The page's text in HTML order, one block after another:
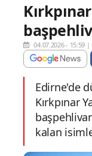
04.07.2026 - 15:59 |
Edirne'de
Kırkpınar
kalan